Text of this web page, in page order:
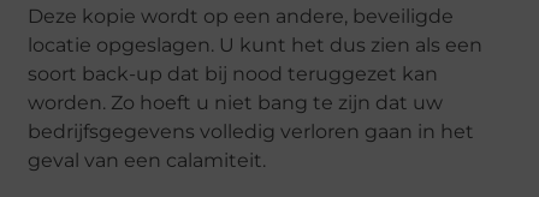
Deze kopie wordt op een andere, beveiligde
locatie opgeslagen. U kunt het dus zien als een
soort back-up dat bij nood teruggezet kan
worden. Zo hoeft u niet bang te zijn dat uw
bedrijfsgegevens volledig verloren gaan in het
geval van een calamiteit.